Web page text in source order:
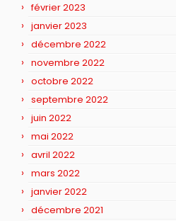
février 2023
janvier 2023
décembre 2022
novembre 2022
octobre 2022
septembre 2022
juin 2022
mai 2022
avril 2022
mars 2022
janvier 2022
décembre 2021